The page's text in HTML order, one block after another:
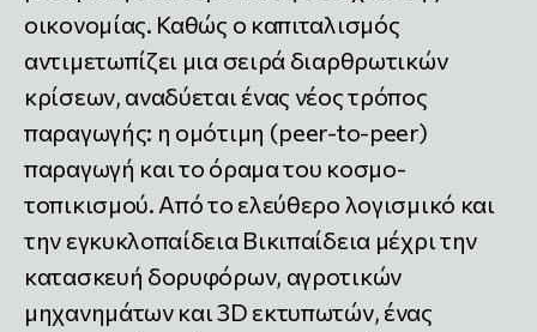
οικονομίας. Καθώς ο καπιταλισμός
αντιμετωπίζει μια σειρά διαρθρωτικών
κρίσεων, αναδύεται ένας νέος τρόπος
παραγωγής: η ομότιμη (peer-to-peer)
παραγωγή και το όραμα του κοσμο-
τοπικισμού. Από το ελεύθερο λογισμικό και
την εγκυκλοπαίδεια Βικιπαίδεια μέχρι την
κατασκευή δορυφόρων, αγροτικών
μηχανημάτων και 3D εκτυπωτών, ένας